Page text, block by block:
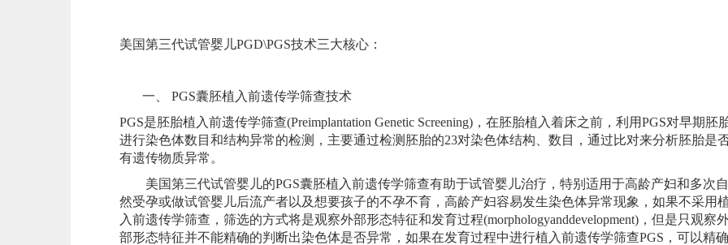
美国第三代试管婴儿PGD\PGS技术三大核心：
一、 PGS囊胚植入前遗传学筛查技术
PGS是胚胎植入前遗传学筛查(Preimplantation Genetic Screening)，在胚胎植入着床之前，利用PGS对早期胚
进行染色体数目和结构异常的检测，主要通过检测胚胎的23对染色体结构、数目，通过比对来分析胚胎是
有遗传物质异常。
美国第三代试管婴儿的PGS囊胚植入前遗传学筛查有助于试管婴儿治疗，特别适用于高龄产妇和多次自
然受孕或做试管婴儿后流产者以及想要孩子的不孕不育，高龄产妇容易发生染色体异常现象，如果不采用
入前遗传学筛查，筛选的方式将是观察外部形态特征和发育过程(morphologyanddevelopment)，但是只观察
部形态特征并不能精确的判断出染色体是否异常，如果在发育过程中进行植入前遗传学筛查PGS，可以精确